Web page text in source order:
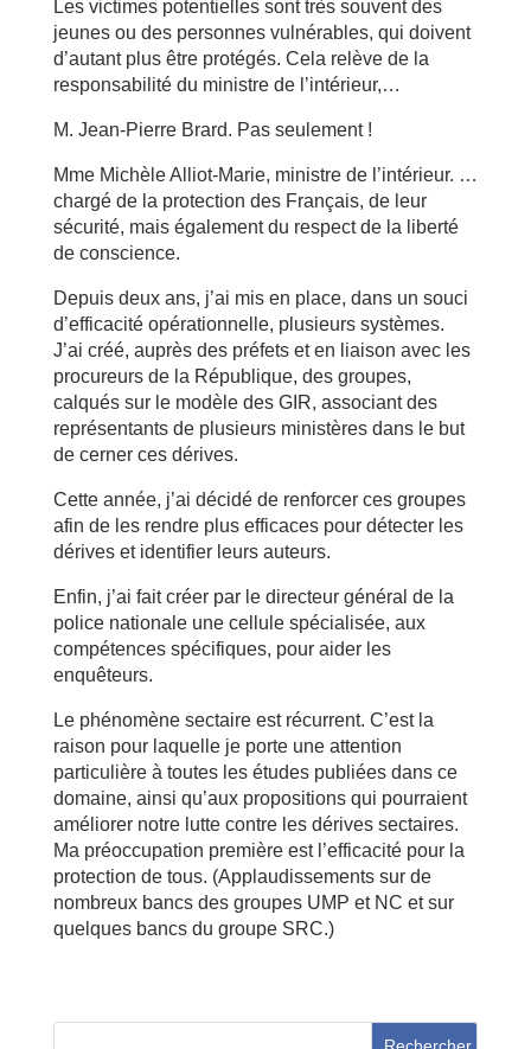
Les victimes potentielles sont très souvent des
jeunes ou des personnes vulnérables, qui doivent
d’autant plus être protégés. Cela relève de la
responsabilité du ministre de l’intérieur,…
M. Jean-Pierre Brard. Pas seulement !
Mme Michèle Alliot-Marie, ministre de l’intérieur. …
chargé de la protection des Français, de leur
sécurité, mais également du respect de la liberté
de conscience.
Depuis deux ans, j’ai mis en place, dans un souci
d’efficacité opérationnelle, plusieurs systèmes.
J’ai créé, auprès des préfets et en liaison avec les
procureurs de la République, des groupes,
calqués sur le modèle des GIR, associant des
représentants de plusieurs ministères dans le but
de cerner ces dérives.
Cette année, j’ai décidé de renforcer ces groupes
afin de les rendre plus efficaces pour détecter les
dérives et identifier leurs auteurs.
Enfin, j’ai fait créer par le directeur général de la
police nationale une cellule spécialisée, aux
compétences spécifiques, pour aider les
enquêteurs.
Le phénomène sectaire est récurrent. C’est la
raison pour laquelle je porte une attention
particulière à toutes les études publiées dans ce
domaine, ainsi qu’aux propositions qui pourraient
améliorer notre lutte contre les dérives sectaires.
Ma préoccupation première est l’efficacité pour la
protection de tous. (Applaudissements sur de
nombreux bancs des groupes UMP et NC et sur
quelques bancs du groupe SRC.)